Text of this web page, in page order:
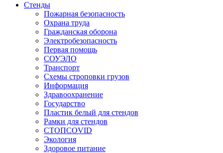
Стенды
Пожарная безопасность
Охрана труда
Гражданская оборона
Электробезопасность
Первая помощь
СОУЭЛО
Транспорт
Схемы строповки грузов
Информация
Здравоохранение
Государство
Пластик белый для стендов
Рамки для стендов
СТОПCOVID
Экология
Здоровое питание